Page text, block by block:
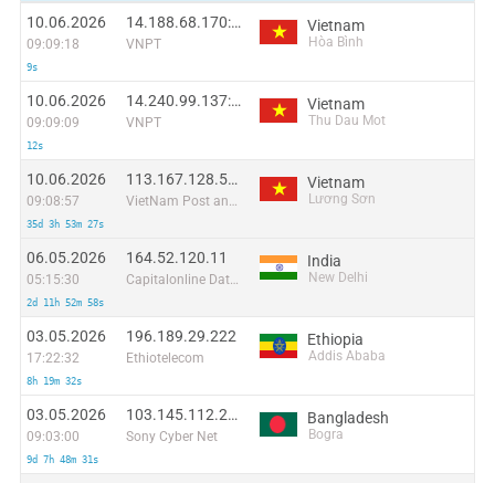
10.06.2026
09:09:18
9s
14.188.68.170:46681
VNPT
Vietnam
Hòa Bình
10.06.2026
09:09:09
12s
14.240.99.137:42249
VNPT
Vietnam
Thu Dau Mot
10.06.2026
09:08:57
35d 3h 53m 27s
113.167.128.54:57821
VietNam Post and Telecom Corporation
Vietnam
Lương Sơn
06.05.2026
05:15:30
2d 11h 52m 58s
164.52.120.11
Capitalonline Data Service (HK) Co
India
New Delhi
03.05.2026
17:22:32
8h 19m 32s
196.189.29.222
Ethiotelecom
Ethiopia
Addis Ababa
03.05.2026
09:03:00
9d 7h 48m 31s
103.145.112.209
Sony Cyber Net
Bangladesh
Bogra